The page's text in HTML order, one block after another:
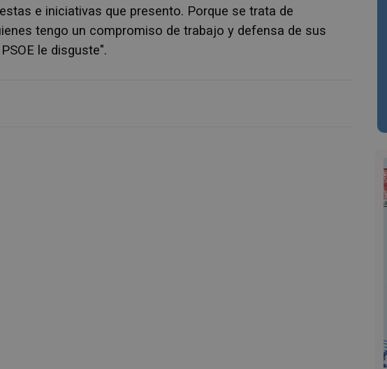
e iniciativas que presento. Porque se trata de
tengo un compromiso de trabajo y defensa de sus
le disguste".